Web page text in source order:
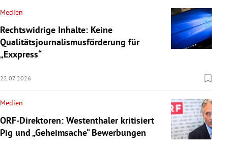
Medien
Rechtswidrige Inhalte: Keine
Qualitätsjournalismusförderung für
„Exxpress“
22.07.2026
Medien
ORF-Direktoren: Westenthaler kritisiert
Pig und „Geheimsache“ Bewerbungen